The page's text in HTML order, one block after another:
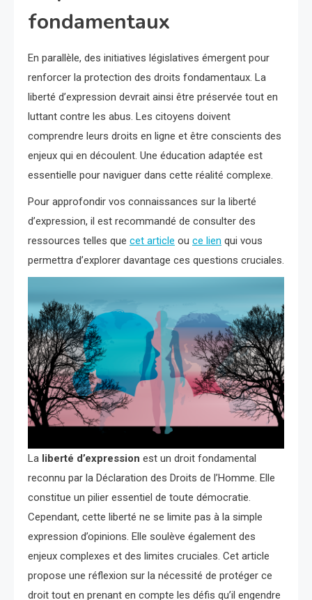
fondamentaux
En parallèle, des initiatives législatives émergent pour
renforcer la protection des droits fondamentaux. La
liberté d’expression devrait ainsi être préservée tout en
luttant contre les abus. Les citoyens doivent
comprendre leurs droits en ligne et être conscients des
enjeux qui en découlent. Une éducation adaptée est
essentielle pour naviguer dans cette réalité complexe.
Pour approfondir vos connaissances sur la liberté
d’expression, il est recommandé de consulter des
ressources telles que cet article ou ce lien qui vous
permettra d’explorer davantage ces questions cruciales.
La liberté d’expression est un droit fondamental
reconnu par la Déclaration des Droits de l’Homme. Elle
constitue un pilier essentiel de toute démocratie.
Cependant, cette liberté ne se limite pas à la simple
expression d’opinions. Elle soulève également des
enjeux complexes et des limites cruciales. Cet article
propose une réflexion sur la nécessité de protéger ce
droit tout en prenant en compte les défis qu’il engendre